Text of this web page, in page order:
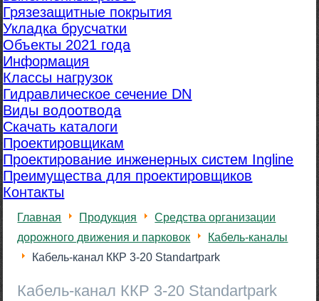
Грязезащитные покрытия
Укладка брусчатки
Объекты 2021 года
Информация
Классы нагрузок
Гидравлическое сечение DN
Виды водоотвода
Скачать каталоги
Проектировщикам
Проектирование инженерных систем Ingline
Преимущества для проектировщиков
Контакты
Главная Продукция
Средства организации
дорожного движения и парковок
Кабель-каналы
Кабель-канал ККР 3-20 Standartpark
Кабель-канал ККР 3-20 Standartpark